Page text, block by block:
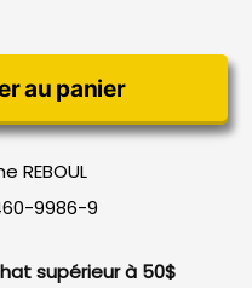
au panier
REBOUL
9986-9
supérieur à 50$